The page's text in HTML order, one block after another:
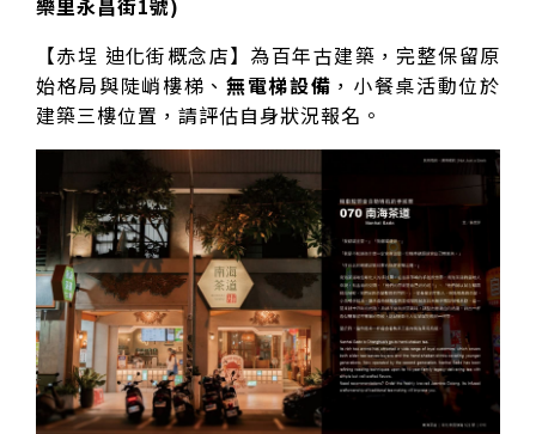
【赤埕 迪化街概念店】為百年古建築，完整保留原
始格局與陡峭樓梯、 無電梯設備 ，小餐桌活動位於
建築三樓位置，請評估自身狀況報名。